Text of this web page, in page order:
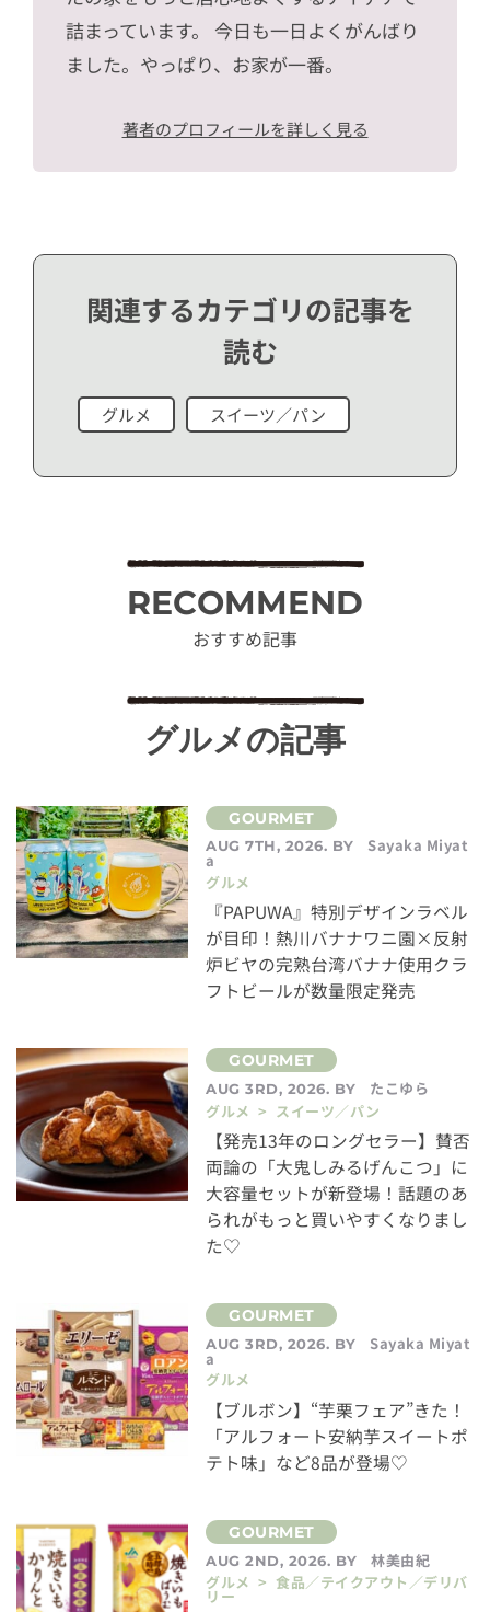
詰まっています。 今日も一日よくがんばり
ました。やっぱり、お家が一番。
著者のプロフィールを詳しく見る
関連するカテゴリの記事を
読む
グルメ スイーツ／パン
RECOMMEND
おすすめ記事
グルメの記事
AUG 7TH, 2026. BY Sayaka Miyat
a
グルメ
『PAPUWA』特別デザインラベル
が目印！熱川バナナワニ園×反射
炉ビヤの完熟台湾バナナ使用クラ
フトビールが数量限定発売
AUG 3RD, 2026. BY
たこゆら
グルメ > スイーツ／パン
【発売13年のロングセラー】賛否
両論の「大鬼しみるげんこつ」に
大容量セットが新登場！話題のあ
られがもっと買いやすくなりまし
た♡
AUG 3RD, 2026. BY Sayaka Miyat
a
グルメ
【ブルボン】“芋栗フェア”きた！
「アルフォート安納芋スイートポ
テト味」など8品が登場♡
AUG 2ND, 2026. BY
林美由紀
グルメ > 食品／テイクアウト／デリバ
リー